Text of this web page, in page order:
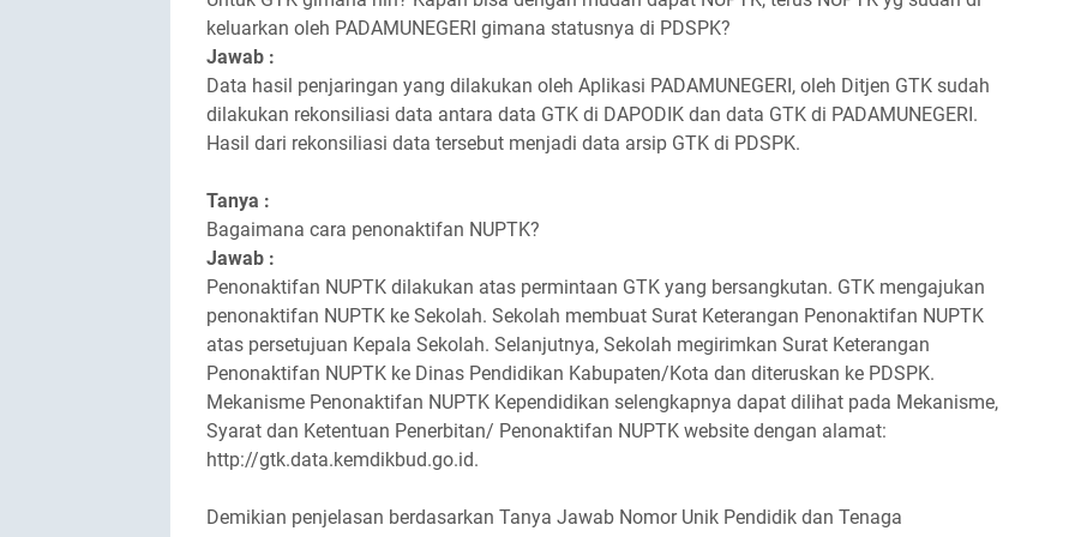
keluarkan oleh PADAMUNEGERI gimana statusnya di PDSPK?
Jawab :
Data hasil penjaringan yang dilakukan oleh Aplikasi PADAMUNEGERI, oleh Ditjen GTK sudah
dilakukan rekonsiliasi data antara data GTK di DAPODIK dan data GTK di PADAMUNEGERI.
Hasil dari rekonsiliasi data tersebut menjadi data arsip GTK di PDSPK.
Tanya :
Bagaimana cara penonaktifan NUPTK?
Jawab :
Penonaktifan NUPTK dilakukan atas permintaan GTK yang bersangkutan. GTK mengajukan
penonaktifan NUPTK ke Sekolah. Sekolah membuat Surat Keterangan Penonaktifan NUPTK
atas persetujuan Kepala Sekolah. Selanjutnya, Sekolah megirimkan Surat Keterangan
Penonaktifan NUPTK ke Dinas Pendidikan Kabupaten/Kota dan diteruskan ke PDSPK.
Mekanisme Penonaktifan NUPTK Kependidikan selengkapnya dapat dilihat pada Mekanisme,
Syarat dan Ketentuan Penerbitan/ Penonaktifan NUPTK website dengan alamat:
http://gtk.data.kemdikbud.go.id.
Demikian penjelasan berdasarkan Tanya Jawab Nomor Unik Pendidik dan Tenaga